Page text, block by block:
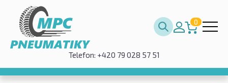
0
Telefon: +420 79 028 57 51